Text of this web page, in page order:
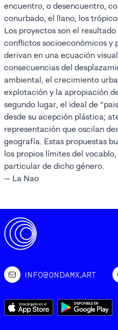
encuentro, o desencuentro,
conurbado, el llano, los
Los proyectos son el
conflictos socioeconómicos y
derivan en una ecuación
consecuencias del
ambiental, el crecimiento
explotación y la apropiación
segundo lugar, el ideal de
desde su acepción plástica;
representación que oscilan
geografía. Estas propuestas
los propios límites del
particular de dicho género.
— La Nao
INFO@ONDAMX.ART